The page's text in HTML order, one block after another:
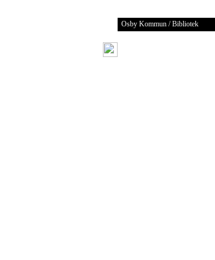
Osby Kommun / Bibliotek